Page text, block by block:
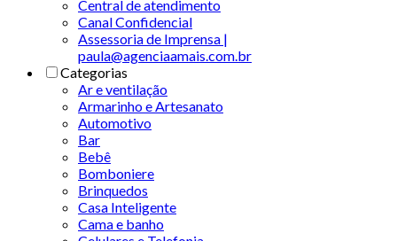
Central de atendimento
Canal Confidencial
Assessoria de Imprensa |
paula@agenciaamais.com.br
Categorias
Ar e ventilação
Armarinho e Artesanato
Automotivo
Bar
Bebê
Bomboniere
Brinquedos
Casa Inteligente
Cama e banho